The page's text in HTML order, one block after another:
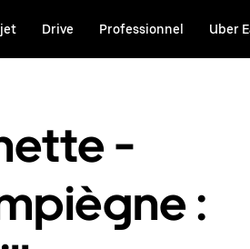
Drive Professionnel Uber
-
: